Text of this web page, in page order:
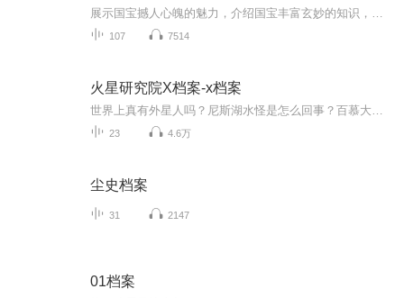
107 7514
火星研究院X档案-x档案
23 4.6万
尘史档案
31 2147
01档案